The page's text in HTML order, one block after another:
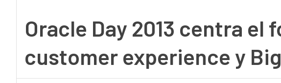
Oracle Day 2013 centra el
customer experience y